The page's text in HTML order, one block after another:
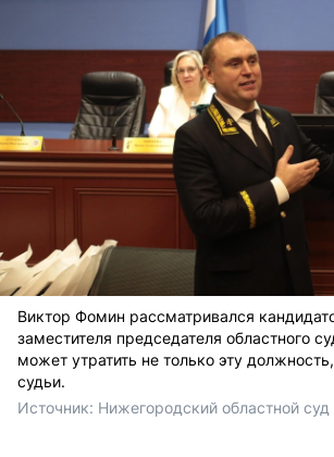
Виктор Фомин рассматривался
заместителя председателя областного
может утратить не только эту
судьи.
Источник: Нижегородский областной суд